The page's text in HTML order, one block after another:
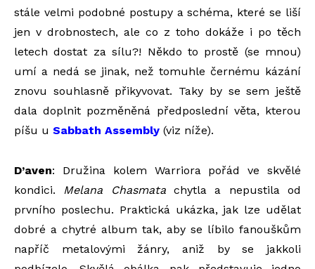
stále velmi podobné postupy a schéma, které se liší
jen v drobnostech, ale co z toho dokáže i po těch
letech dostat za sílu?! Někdo to prostě (se mnou)
umí a nedá se jinak, než tomuhle černému kázání
znovu souhlasně přikyvovat. Taky by se sem ještě
dala doplnit pozměněná předposlední věta, kterou
píšu u Sabbath Assembly (viz níže).
D’aven: Družina kolem Warriora pořád ve skvělé
kondici. Melana Chasmatachytla a nepustila od
prvního poslechu. Praktická ukázka, jak lze udělat
dobré a chytré album tak, aby se líbilo fanouškům
napříč metalovými žánry, aniž by se jakkoli